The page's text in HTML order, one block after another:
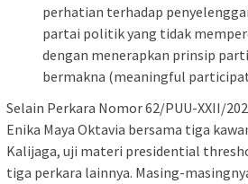
perhatian terhadap
partai politik yang tidak
dengan menerapkan prinsip
bermakna (meaningful
Selain Perkara Nomor 62/PUU-XXII/
Enika Maya Oktavia bersama tiga
Kalijaga, uji materi presidential
tiga perkara lainnya. Masing-